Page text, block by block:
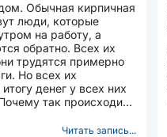
Обычная кирпичная
люди, которые
на работу, а
обратно. Всех их
трудятся примерно
Но всех их
денег у всех них
так происходит?
Читать запись...